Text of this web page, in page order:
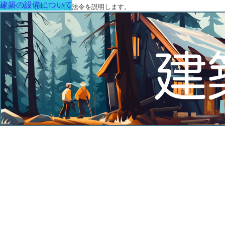
建築に関する用語と関連法令を説明します。
建築の設備について